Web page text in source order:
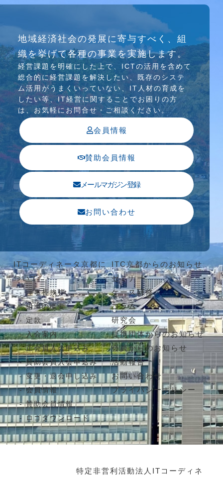
介護ソリューション研究会、WEB/SNS研究会を
行っています
地域経済社会の発展に寄与すべく、組
織を挙げて各種の事業を実施します。
経営課題を明確にした上で、ICTの活⽤を含めて
総合的に経営課題を解決したい、既存のシステ
ム活⽤がうまくいっていない、IT⼈材の育成を
したい等、IT経営に関することでお困りの⽅
は、お気軽にお問合せ・ご相談ください。
会員情報
賛助会員情報
メールマガジン登録
お問い合わせ
ITコーディネータ京都に
ついて
理事長挨拶
組織の概要
定款
入会案内
正会員入会申込み
賛助会員入会申込み
変更・退会申し込み
会員情報
賛助会員情報
ロゴダウンロード
ITC京都からのお知らせ
セミナー
ケース研修
コラム
研究会
提携団体からのお知らせ
会員からのお知らせ
活動報告
お問い合わせ
プライバシーポリシー
特定非営利活動法人ITコーディネ